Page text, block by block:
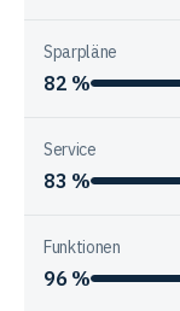
Sparpläne
82 %
Service
83 %
Funktionen
96 %